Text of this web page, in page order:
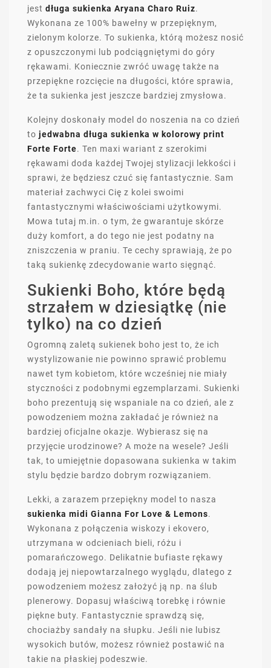
jest długa sukienka Aryana Charo Ruiz.
Wykonana ze 100% bawełny w przepięknym,
zielonym kolorze. To sukienka, którą możesz nosić
z opuszczonymi lub podciągniętymi do góry
rękawami. Koniecznie zwróć uwagę także na
przepiękne rozcięcie na długości, które sprawia,
że ta sukienka jest jeszcze bardziej zmysłowa.
Kolejny doskonały model do noszenia na co dzień
to jedwabna długa sukienka w kolorowy print
Forte Forte. Ten maxi wariant z szerokimi
rękawami doda każdej Twojej stylizacji lekkości i
sprawi, że będziesz czuć się fantastycznie. Sam
materiał zachwyci Cię z kolei swoimi
fantastycznymi właściwościami użytkowymi.
Mowa tutaj m.in. o tym, że gwarantuje skórze
duży komfort, a do tego nie jest podatny na
zniszczenia w praniu. Te cechy sprawiają, że po
taką sukienkę zdecydowanie warto sięgnąć.
Sukienki Boho, które będą
strzałem w dziesiątkę (nie
tylko) na co dzień
Ogromną zaletą sukienek boho jest to, że ich
wystylizowanie nie powinno sprawić problemu
nawet tym kobietom, które wcześniej nie miały
styczności z podobnymi egzemplarzami. Sukienki
boho prezentują się wspaniale na co dzień, ale z
powodzeniem można zakładać je również na
bardziej oficjalne okazje. Wybierasz się na
przyjęcie urodzinowe? A może na wesele? Jeśli
tak, to umiejętnie dopasowana sukienka w takim
stylu będzie bardzo dobrym rozwiązaniem.
Lekki, a zarazem przepiękny model to nasza
sukienka midi Gianna For Love & Lemons.
Wykonana z połączenia wiskozy i ekovero,
utrzymana w odcieniach bieli, różu i
pomarańczowego. Delikatnie bufiaste rękawy
dodają jej niepowtarzalnego wyglądu, dlatego z
powodzeniem możesz założyć ją np. na ślub
plenerowy. Dopasuj właściwą torebkę i równie
piękne buty. Fantastycznie sprawdzą się,
chociażby sandały na słupku. Jeśli nie lubisz
wysokich butów, możesz również postawić na
takie na płaskiej podeszwie.